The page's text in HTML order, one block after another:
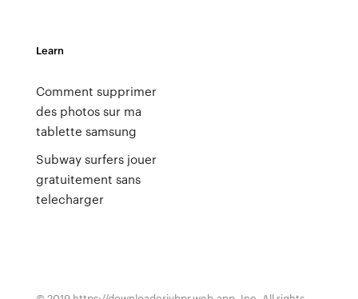
Learn
Comment supprimer
des photos sur ma
tablette samsung
Subway surfers jouer
gratuitement sans
telecharger